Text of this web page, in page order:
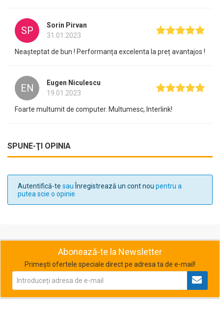
SP
Sorin Pirvan
31.01.2023
Neașteptat de bun ! Performanța excelenta la preț avantajos !
EN
Eugen Niculescu
19.01.2023
Foarte multumit de computer. Multumesc, Interlink!
SPUNE-ŢI OPINIA
Autentifică-te sau Înregistrează un cont nou pentru a
putea scie o opinie
Abonează-te la Newsletter
Primești ofertele speciale direct pe adresa ta de e-mail!